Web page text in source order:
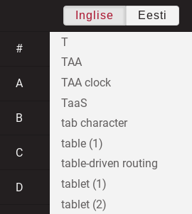
Inglise Eesti
#
A
B
C
D
T
TAA
TAA clock
TaaS
tab character
table (1)
table-driven routing
tablet (1)
tablet (2)